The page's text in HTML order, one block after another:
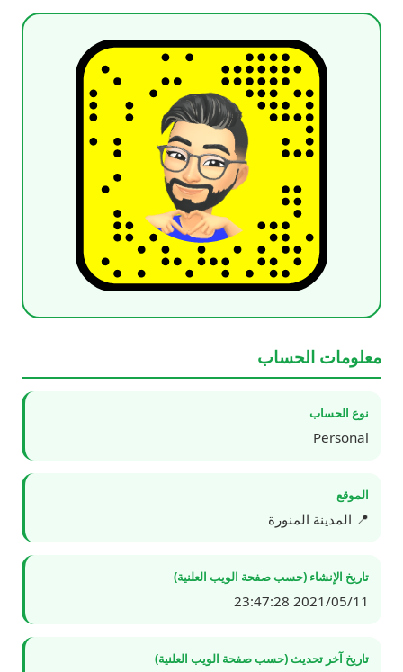
معلومات الحساب
نوع الحساب
Personal
الموقع
📍 المدينة المنورة
تاريخ الإنشاء (حسب صفحة الويب العلنية)
2021/05/11 23:47:28
تاريخ آخر تحديث (حسب صفحة الويب العلنية)